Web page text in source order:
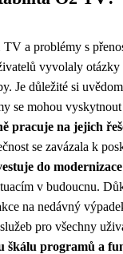
a problémy s
vyvolaly otázky
Je důležité si
se mohou
pracuje na jejich
se zavázala k
do
v budoucnu.
na nedávný
pro všechny
škálu programů a